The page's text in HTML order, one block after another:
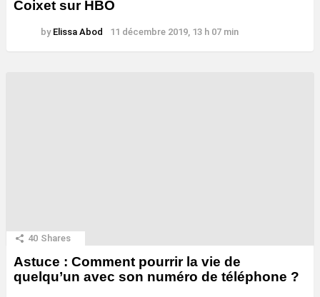
Coixet sur HBO
by Elissa Abod 11 décembre 2019, 13 h 07 min
40 Shares
Astuce : Comment pourrir la vie de
quelqu’un avec son numéro de téléphone ?